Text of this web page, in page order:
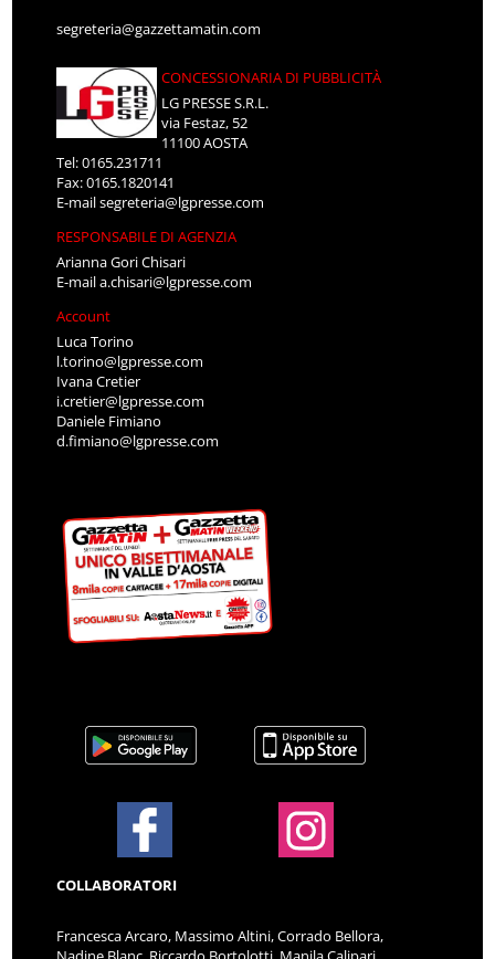
segreteria@gazzettamatin.com
CONCESSIONARIA DI PUBBLICITÀ
LG PRESSE S.R.L.
via Festaz, 52
11100 AOSTA
Tel: 0165.231711
Fax: 0165.1820141
E-mailsegreteria@lgpresse.com
RESPONSABILE DI AGENZIA
Arianna Gori Chisari
E-maila.chisari@lgpresse.com
Account
Luca Torino
l.torino@lgpresse.com
Ivana Cretier
i.cretier@lgpresse.com
Daniele Fimiano
d.fimiano@lgpresse.com
COLLABORATORI
Francesca Arcaro, Massimo Altini, Corrado Bellora,